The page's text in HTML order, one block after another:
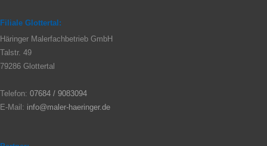
Filiale Glottertal:
Häringer Malerfachbetrieb GmbH
Talstr. 49
79286 Glottertal
Telefon: 07684 / 9083094
E-Mail: info@maler-haeringer.de